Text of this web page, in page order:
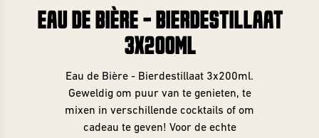
Alle Bieren
Bierpakketten
Brouwcafé
Bottleshop
Breda
Events
Brewda
Zomerbierfestival
Beer Club
EAU DE BIÈRE - BIERDESTILLAAT
3X200ML
Eau de Bière - Bierdestillaat 3x200ml.
Geweldig om puur van te genieten, te
mixen in verschillende cocktails of om
cadeau te geven! Voor de echte